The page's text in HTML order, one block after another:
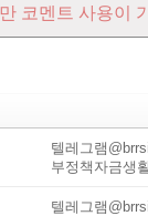
코멘트 사용이
텔레그램
부정책자금생
텔레그램